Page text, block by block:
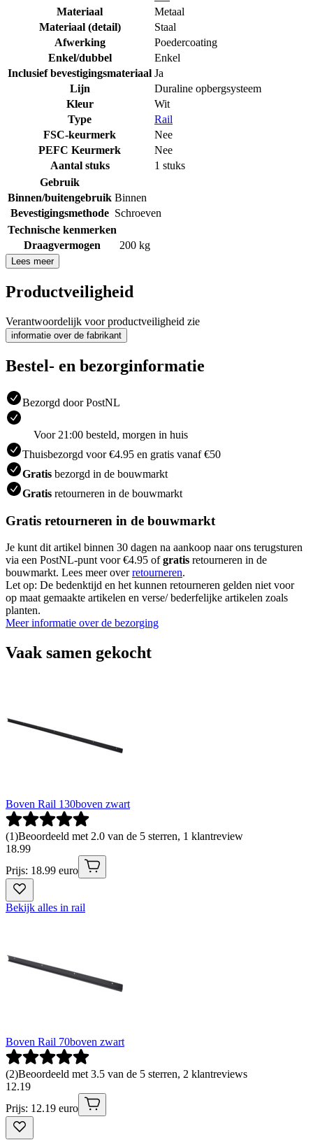
Materiaal
Metaal
Materiaal (detail)
Staal
Afwerking
Poedercoating
Enkel/dubbel
Enkel
Inclusief bevestigingsmateriaal Ja
Lijn
Duraline opbergsysteem
Kleur
Wit
Type
Rail
FSC-keurmerk
Nee
PEFC Keurmerk
Nee
Aantal stuks
1 stuks
Gebruik
Binnen/buitengebruik Binnen
Bevestigingsmethode Schroeven
Technische kenmerken
Draagvermogen
200 kg
Lees meer
Productveiligheid
Verantwoordelijk voor productveiligheid zie
informatie over de fabrikant
Bestel- en bezorginformatie
Bezorgd door PostNL
Voor 21:00 besteld, morgen in huis
Thuisbezorgd voor €4.95 en gratis vanaf €50
Gratis bezorgd in de bouwmarkt
Gratis retourneren in de bouwmarkt
Gratis retourneren in de bouwmarkt
Je kunt dit artikel binnen 30 dagen na aankoop naar ons terugsturen
via een PostNL-punt voor €4.95 ofgratis retourneren in de
bouwmarkt. Lees meer overretourneren.
Let op: De bedenktijd en het kunnen retourneren gelden niet voor
op maat gemaakte artikelen en verse/ bederfelijke artikelen zoals
planten.
Meer informatie over de bezorging
Vaak samen gekocht
Boven Rail 130boven zwart
(1)Beoordeeld met 2.0 van de 5 sterren, 1 klantreview
18.99
Prijs: 18.99 euro
Bekijk alles in rail
Boven Rail 70boven zwart
(2)Beoordeeld met 3.5 van de 5 sterren, 2 klantreviews
12.19
Prijs: 12.19 euro